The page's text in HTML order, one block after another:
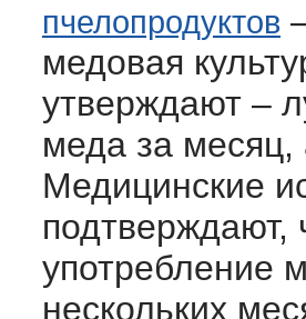
пчелопродуктов
медовая
утверждают –
меда за месяц,
Медицинские
подтверждают,
употребление
нескольких